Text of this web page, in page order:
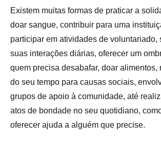
Existem muitas formas de praticar a
doar sangue, contribuir para uma
participar em atividades de voluntariado,
suas interações diárias, oferecer um
quem precisa desabafar, doar alimentos,
do seu tempo para causas sociais,
grupos de apoio à comunidade, até
atos de bondade no seu quotidiano,
oferecer ajuda a alguém que precise.